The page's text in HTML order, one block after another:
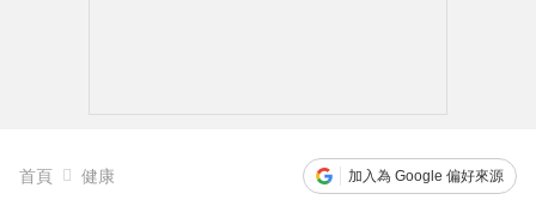
首頁 健康 加入為 Google 偏好來源